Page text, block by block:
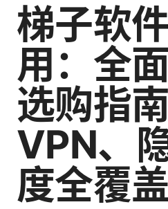
梯子软
用：全
选购指南
VPN、
度全覆盖